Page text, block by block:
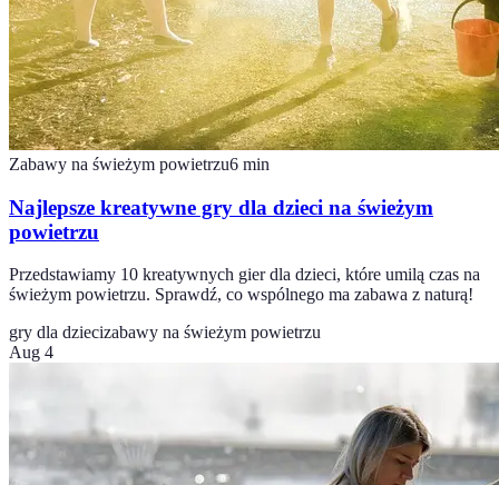
Zabawy na świeżym powietrzu6 min
Najlepsze kreatywne gry dla dzieci na świeżym
powietrzu
Przedstawiamy 10 kreatywnych gier dla dzieci, które umilą czas na
świeżym powietrzu. Sprawdź, co wspólnego ma zabawa z naturą!
gry dla dziecizabawy na świeżym powietrzu
Aug 4